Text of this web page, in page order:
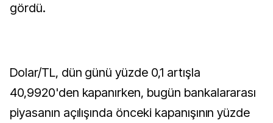
gördü.
Dolar/TL, dün günü yüzde 0,1 artışla
40,9920'den kapanırken, bugün bankalararası
piyasanın açılışında önceki kapanışının yüzde